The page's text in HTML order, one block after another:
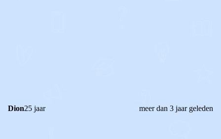
Dion25 jaar meer dan 3 jaar geleden